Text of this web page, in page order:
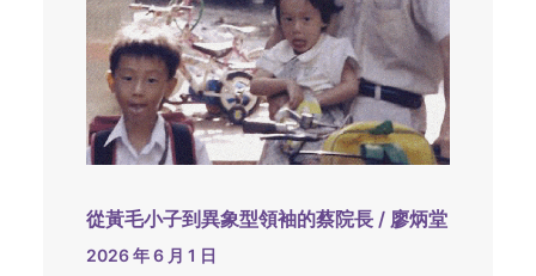
從黃毛小子到異象型領袖的蔡院長 / 廖炳堂
2026 年 6 月 1 日